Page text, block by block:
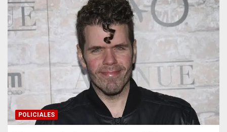
POLICIALES